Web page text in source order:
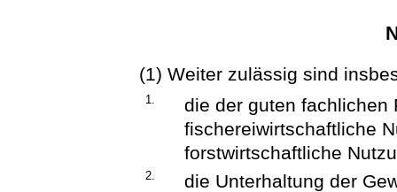
(1) Weiter zulässig sind
1.
die der guten fachlichen
fischereiwirtschaftliche
forstwirtschaftliche
2.
die Unterhaltung der